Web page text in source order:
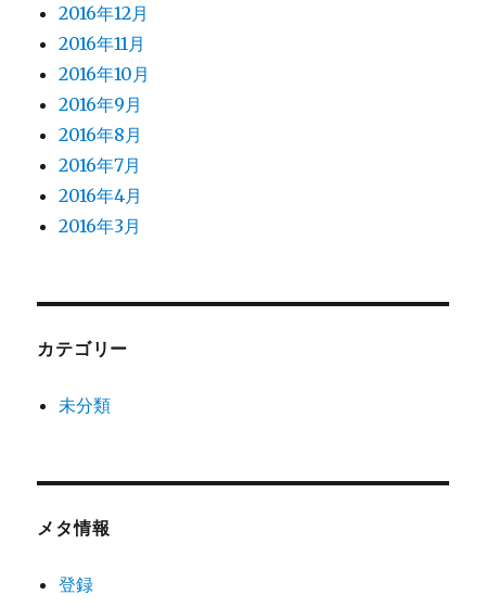
2016年12月
2016年11月
2016年10月
2016年9月
2016年8月
2016年7月
2016年4月
2016年3月
カテゴリー
未分類
メタ情報
登録